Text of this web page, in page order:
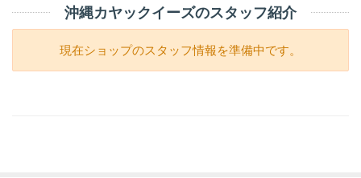
沖縄カヤックイーズのスタッフ紹介
現在ショップのスタッフ情報を準備中です。